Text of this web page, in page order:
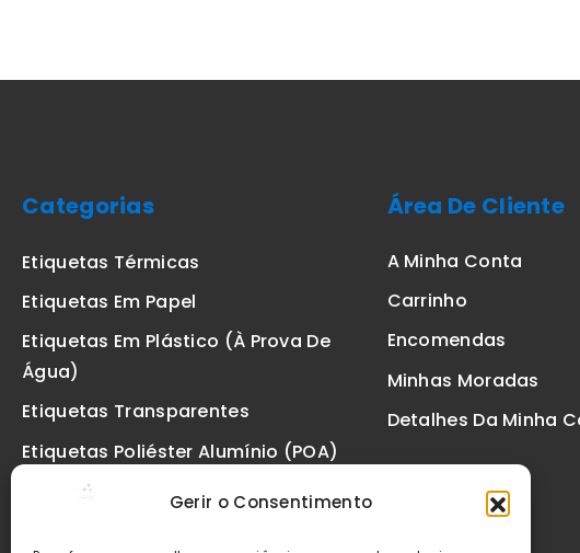
Gerir o Consentimento
Categorias
Etiquetas Térmicas
Etiquetas Em Papel
Etiquetas Em Plástico (à Prova De
Água)
Etiquetas Transparentes
Etiquetas Poliéster Alumínio (POA)
Etiquetas De Segurança VOID
Área De Cliente
A Minha Conta
Carrinho
Encomendas
Minhas Moradas
Detalhes Da Minha